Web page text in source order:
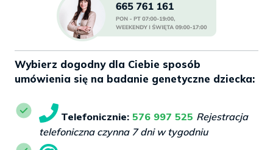
Wybierz dogodny dla Ciebie sposób
umówienia się na badanie genetyczne dziecka:
Telefonicznie: 576 997 525 Rejestracja
telefoniczna czynna 7 dni w tygodniu